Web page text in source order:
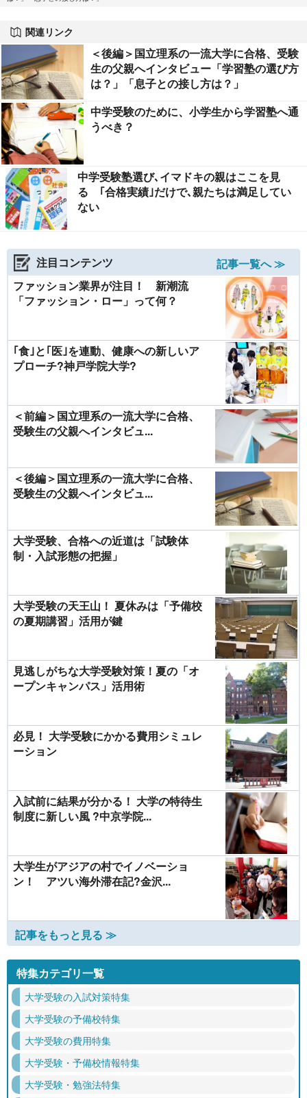
関連リンク
＜後編＞国立理系の一流大学に合格、受験
生の父親へインタビュー「学習塾の選び方
は？」「息子との接し方は？」
中学受験のために、小学生から学習塾へ通
うべき？
中学受験塾選び､イマドキの親はここを見
る ｢合格実績｣だけで､親たちは満足してい
ない
注目コンテンツ
記事一覧へ ≫
ファッション業界が注目！ 新潮流
「ファッション・ロー」って何？
｢食｣と｢医｣を連動、健康への新しいア
プローチ?神戸学院大学?
＜前編＞国立理系の一流大学に合格、
受験生の父親へインタビュ...
＜後編＞国立理系の一流大学に合格、
受験生の父親へインタビュ...
大学受験、合格への近道は「試験体
制・入試形態の把握」
大学受験の天王山！ 夏休みは「予備校
の夏期講習」活用が鍵
見逃しがちな大学受験対策！夏の「オ
ープンキャンパス」活用術
必見！ 大学受験にかかる費用シミュレ
ーション
入試前に結果が分かる！ 大学の特待生
制度に新しい風 ?中京学院...
大学生がアジアの村でイノベーショ
ン！ アツい海外滞在記?金沢...
記事をもっと見る ≫
特集カテゴリ一覧
大学受験の入試対策特集
大学受験の予備校特集
大学受験の費用特集
大学受験・予備校情報特集
大学受験・勉強法特集